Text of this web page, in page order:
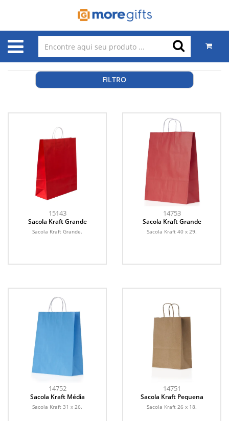
FILTRO
15143
Sacola Kraft Grande
Sacola Kraft Grande.
14753
Sacola Kraft Grande
Sacola Kraft 40 x 29.
14752
Sacola Kraft Média
Sacola Kraft 31 x 26.
14751
Sacola Kraft Pequena
Sacola Kraft 26 x 18.